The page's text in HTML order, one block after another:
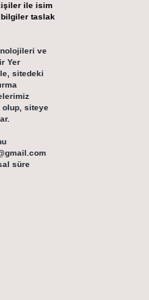
ile isim
bilgiler taslak
ve
Yer
sitedeki
olup, siteye
süre